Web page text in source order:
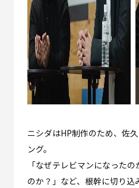
ニシダはHP制作のため、佐
ング。
「なぜテレビマンになった
のか？」など、根幹に切り込